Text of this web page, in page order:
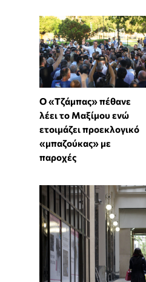
Ο «Τζάμπας» πέθανε
λέει το Μαξίμου ενώ
ετοιμάζει προεκλογικό
«μπαζούκας» με
παροχές